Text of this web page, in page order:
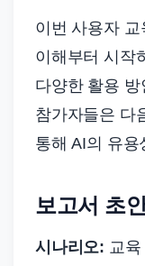
이번 사용자
이해부터 시작
다양한 활용
참가자들은 다
통해 AI의 유용
보고서 초
시나리오: 교육